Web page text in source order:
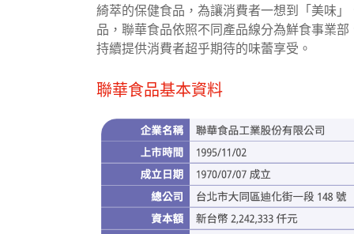
綺萃的保健食品，為讓消費者一想到「美味
品，聯華食品依照不同產品線分為鮮食事業
持續提供消費者超乎期待的味蕾享受。
聯華食品基本資料